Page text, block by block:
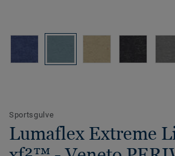
Sportsgulve
Lumaflex Extreme